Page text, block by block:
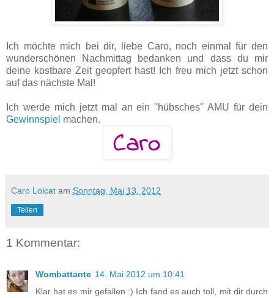
Ich möchte mich bei dir, liebe Caro, noch einmal für den
wunderschönen Nachmittag bedanken und dass du mir
deine kostbare Zeit geopfert hast! Ich freu mich jetzt schon
auf das nächste Mal!
Ich werde mich jetzt mal an ein "hübsches" AMU für dein
Gewinnspiel machen.
Caro Lolcat am Sonntag, Mai 13, 2012
Teilen
1 Kommentar:
Wombattante 14. Mai 2012 um 10:41
Klar hat es mir gefallen :) Ich fand es auch toll, mit dir durch